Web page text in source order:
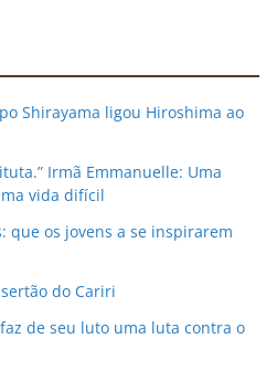
Shirayama ligou Hiroshima ao
Irmã Emmanuelle: Uma
vida difícil
que os jovens a se inspirarem
do Cariri
de seu luto uma luta contra o